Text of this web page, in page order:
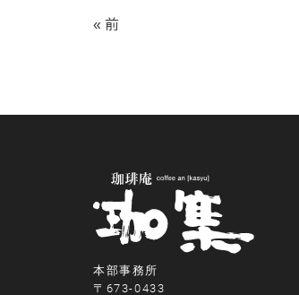
« 前
本部事務所
〒673-0433